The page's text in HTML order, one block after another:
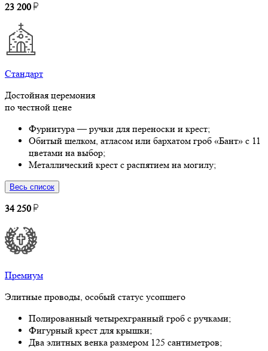
23 200
Стандарт
Достойная церемония
по честной цене
Фурнитура — ручки для переноски и крест;
Обитый шелком, атласом или бархатом гроб «Бант» с 11
цветами на выбор;
Металлический крест с распятием на могилу;
Весь список
34 250
Премиум
Элитные проводы, особый статус усопшего
Полированный четырехгранный гроб с ручками;
Фигурный крест для крышки;
Два элитных венка размером 125 сантиметров;